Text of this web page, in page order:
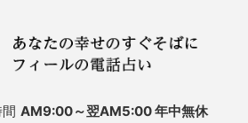
AM9:00～翌AM5:00 年中無休